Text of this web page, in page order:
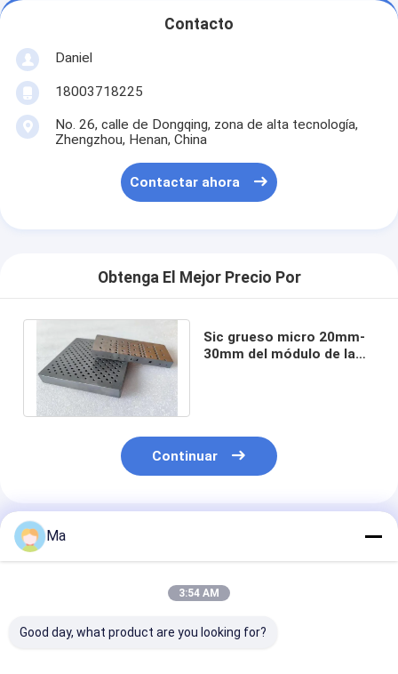
Contacto
Daniel
18003718225
No. 26, calle de Dongqing, zona de alta tecnología,
Zhengzhou, Henan, China
Contactar ahora
Obtenga El Mejor Precio Por
Sic grueso micro 20mm-
30mm del módulo de la
Continuar
Productos Recomendados
Ma
3:54 AM
Good day, what product are you looking for?